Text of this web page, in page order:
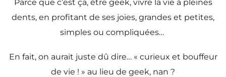
Parce que c’est ça, être geek, vivre la vie à pleines
dents, en profitant de ses joies, grandes et petites,
simples ou compliquées…
En fait, on aurait juste dû dire… « curieux et bouffeur
de vie ! » au lieu de geek, nan ?